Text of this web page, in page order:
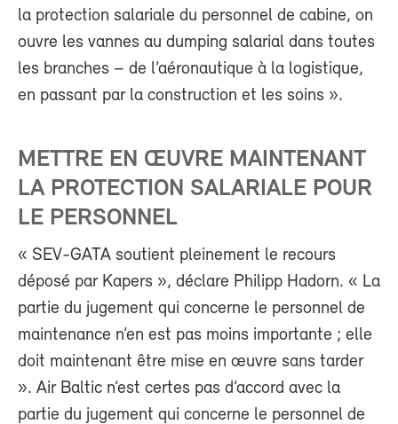
la protection salariale du personnel de cabine, on
ouvre les vannes au dumping salarial dans toutes
les branches – de l’aéronautique à la logistique,
en passant par la construction et les soins ».
METTRE EN ŒUVRE MAINTENANT
LA PROTECTION SALARIALE POUR
LE PERSONNEL
« SEV-GATA soutient pleinement le recours
déposé par Kapers », déclare Philipp Hadorn. « La
partie du jugement qui concerne le personnel de
maintenance n’en est pas moins importante ; elle
doit maintenant être mise en œuvre sans tarder
». Air Baltic n’est certes pas d’accord avec la
partie du jugement qui concerne le personnel de